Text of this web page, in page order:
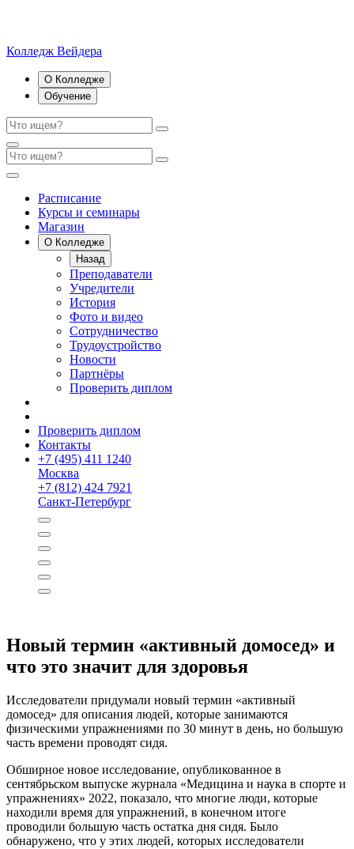
Колледж Вейдера
О Колледже
Обучение
Расписание
Курсы и семинары
Магазин
О Колледже
Назад
Преподаватели
Учредители
История
Фото и видео
Сотрудничество
Трудоустройство
Новости
Партнёры
Проверить диплом
Проверить диплом
Контакты
+7 (495) 411 1240
Москва
+7 (812) 424 7921
Санкт-Петербург
Новый термин «активный домосед» и
что это значит для здоровья
Исследователи придумали новый термин «активный
домосед» для описания людей, которые занимаются
физическими упражнениями по 30 минут в день, но большую
часть времени проводят сидя.
Обширное новое исследование, опубликованное в
сентябрьском выпуске журнала «Медицин­а и наука в спорте и
упражнениях» 2022, показало, что многие люди, которые
находили время для упражнений, в конечном итоге
проводили большую часть остатка дня сидя. Было
обнаружено, что у этих людей, которых исследователи